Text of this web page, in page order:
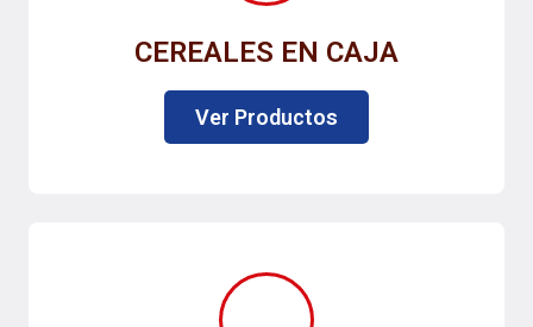
CEREALES EN CAJA
Ver Productos